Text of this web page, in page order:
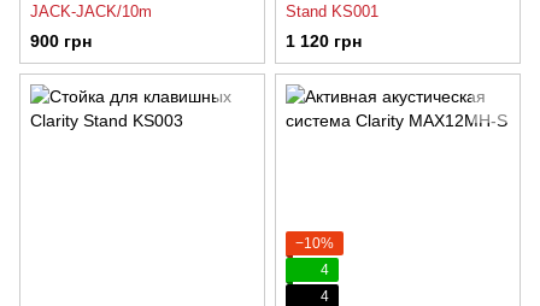
JACK-JACK/10m
900 грн
Stand KS001
1 120 грн
−10%
4
4